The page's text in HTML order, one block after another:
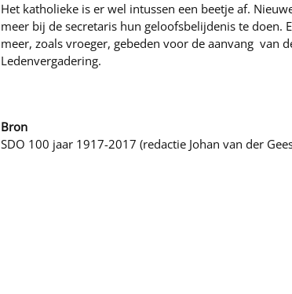
Het katholieke is er wel intussen een beetje af.
meer bij de secretaris hun geloofsbelijdenis te doen.
meer, zoals vroeger, gebeden voor de aanvang van
Ledenvergadering.
Bron
SDO 100 jaar 1917-2017 (redactie Johan van der